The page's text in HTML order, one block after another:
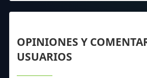
OPINIONES Y
USUARIOS